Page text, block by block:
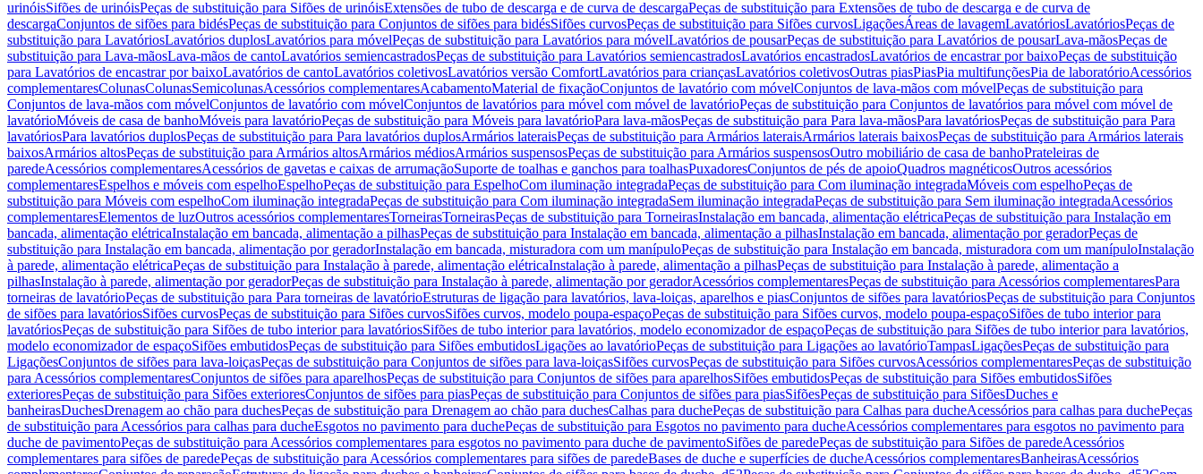
urinóisSifões de urinóisPeças de substituição para Sifões de urinóisExtensões de tubo de descarga e de curva de descargaPeças de substituição para Extensões de tubo de descarga e de curva de
descargaConjuntos de sifões para bidésPeças de substituição para Conjuntos de sifões para bidésSifões curvosPeças de substituição para Sifões curvosLigaçõesÁreas de lavagemLavatóriosLavatóriosPeças de
substituição para LavatóriosLavatórios duplosLavatórios para móvelPeças de substituição para Lavatórios para móvelLavatórios de pousarPeças de substituição para Lavatórios de pousarLava-mãosPeças de
substituição para Lava-mãosLava-mãos de cantoLavatórios semiencastradosPeças de substituição para Lavatórios semiencastradosLavatórios encastradosLavatórios de encastrar por baixoPeças de substituição
para Lavatórios de encastrar por baixoLavatórios de cantoLavatórios coletivosLavatórios versão ComfortLavatórios para criançasLavatórios coletivosOutras piasPiasPia multifunçõesPia de laboratórioAcessórios
complementaresColunasColunasSemicolunasAcessórios complementaresAcabamentoMaterial de fixaçãoConjuntos de lavatório com móvelConjuntos de lava-mãos com móvelPeças de substituição para
Conjuntos de lava-mãos com móvelConjuntos de lavatório com móvelConjuntos de lavatórios para móvel com móvel de lavatórioPeças de substituição para Conjuntos de lavatórios para móvel com móvel de
lavatórioMóveis de casa de banhoMóveis para lavatórioPeças de substituição para Móveis para lavatórioPara lava-mãosPeças de substituição para Para lava-mãosPara lavatóriosPeças de substituição para Para
lavatóriosPara lavatórios duplosPeças de substituição para Para lavatórios duplosArmários lateraisPeças de substituição para Armários lateraisArmários laterais baixosPeças de substituição para Armários laterais
baixosArmários altosPeças de substituição para Armários altosArmários médiosArmários suspensosPeças de substituição para Armários suspensosOutro mobiliário de casa de banhoPrateleiras de
paredeAcessórios complementaresAcessórios de gavetas e caixas de arrumaçãoSuporte de toalhas e ganchos para toalhasPuxadoresConjuntos de pés de apoioQuadros magnéticosOutros acessórios
complementaresEspelhos e móveis com espelhoEspelhoPeças de substituição para EspelhoCom iluminação integradaPeças de substituição para Com iluminação integradaMóveis com espelhoPeças de
substituição para Móveis com espelhoCom iluminação integradaPeças de substituição para Com iluminação integradaSem iluminação integradaPeças de substituição para Sem iluminação integradaAcessórios
complementaresElementos de luzOutros acessórios complementaresTorneirasTorneirasPeças de substituição para TorneirasInstalação em bancada, alimentação elétricaPeças de substituição para Instalação em
bancada, alimentação elétricaInstalação em bancada, alimentação a pilhasPeças de substituição para Instalação em bancada, alimentação a pilhasInstalação em bancada, alimentação por geradorPeças de
substituição para Instalação em bancada, alimentação por geradorInstalação em bancada, misturadora com um manípuloPeças de substituição para Instalação em bancada, misturadora com um manípuloInstalação
à parede, alimentação elétricaPeças de substituição para Instalação à parede, alimentação elétricaInstalação à parede, alimentação a pilhasPeças de substituição para Instalação à parede, alimentação a
pilhasInstalação à parede, alimentação por geradorPeças de substituição para Instalação à parede, alimentação por geradorAcessórios complementaresPeças de substituição para Acessórios complementaresPara
torneiras de lavatórioPeças de substituição para Para torneiras de lavatórioEstruturas de ligação para lavatórios, lava-loiças, aparelhos e piasConjuntos de sifões para lavatóriosPeças de substituição para Conjuntos
de sifões para lavatóriosSifões curvosPeças de substituição para Sifões curvosSifões curvos, modelo poupa-espaçoPeças de substituição para Sifões curvos, modelo poupa-espaçoSifões de tubo interior para
lavatóriosPeças de substituição para Sifões de tubo interior para lavatóriosSifões de tubo interior para lavatórios, modelo economizador de espaçoPeças de substituição para Sifões de tubo interior para lavatórios,
modelo economizador de espaçoSifões embutidosPeças de substituição para Sifões embutidosLigações ao lavatórioPeças de substituição para Ligações ao lavatórioTampasLigaçõesPeças de substituição para
LigaçõesConjuntos de sifões para lava-loiçasPeças de substituição para Conjuntos de sifões para lava-loiçasSifões curvosPeças de substituição para Sifões curvosAcessórios complementaresPeças de substituição
para Acessórios complementaresConjuntos de sifões para aparelhosPeças de substituição para Conjuntos de sifões para aparelhosSifões embutidosPeças de substituição para Sifões embutidosSifões
exterioresPeças de substituição para Sifões exterioresConjuntos de sifões para piasPeças de substituição para Conjuntos de sifões para piasSifõesPeças de substituição para SifõesDuches e
banheirasDuchesDrenagem ao chão para duchesPeças de substituição para Drenagem ao chão para duchesCalhas para duchePeças de substituição para Calhas para ducheAcessórios para calhas para duchePeças
de substituição para Acessórios para calhas para ducheEsgotos no pavimento para duchePeças de substituição para Esgotos no pavimento para ducheAcessórios complementares para esgotos no pavimento para
duche de pavimentoPeças de substituição para Acessórios complementares para esgotos no pavimento para duche de pavimentoSifões de paredePeças de substituição para Sifões de paredeAcessórios
complementares para sifões de paredePeças de substituição para Acessórios complementares para sifões de paredeBases de duche e superfícies de ducheAcessórios complementaresBanheirasAcessórios